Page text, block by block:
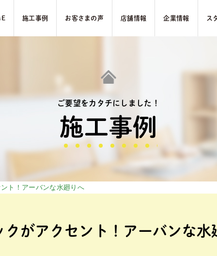
施⼯事例 お客さまの声 店舗情報 企業情報 ス
ご要望をカタチにしました！
施⼯事例
ト！アーバンな水廻りへ
クがアクセント！アーバンな水